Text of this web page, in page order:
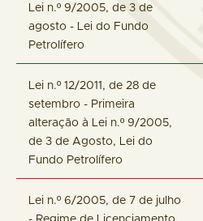
Lei n.º 9/2005, de 3 de
agosto - Lei do Fundo
Petrolífero
Lei n.º 12/2011, de 28 de
setembro - Primeira
alteração à Lei n.º 9/2005,
de 3 de Agosto, Lei do
Fundo Petrolífero
Lei n.º 6/2005, de 7 de julho